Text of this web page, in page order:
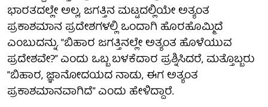
ಭಾರತದಲ್ಲೇ ಅಲ್ಲ, ಜಗತ್ತಿನ ಮಟ್ಟದಲ್ಲಿಯೇ ಅತ್ಯಂತ
ಪ್ರಕಾಶಮಾನ ಪ್ರದೇಶಗಳಲ್ಲಿ ಒಂದಾಗಿ ಹೊರಹೊಮ್ಮಿದೆ
ಎಂಬುದನ್ನು. “ಬಿಹಾರ ಜಗತ್ತಿನಲ್ಲೇ ಅತ್ಯಂತ ಹೊಳೆಯುವ
ಪ್ರದೇಶವೇ?” ಎಂದು ಒಬ್ಬ ಬಳಕೆದಾರ ಪ್ರಶ್ನಿಸಿದರೆ, ಮತ್ತೊಬ್ಬರು
“ಬಿಹಾರ, ಜ್ಞಾನೋದಯದ ನಾಡು, ಈಗ ಅತ್ಯಂತ
ಪ್ರಕಾಶಮಾನವಾಗಿದೆ” ಎಂದು ಹೇಳಿದ್ದಾರೆ.